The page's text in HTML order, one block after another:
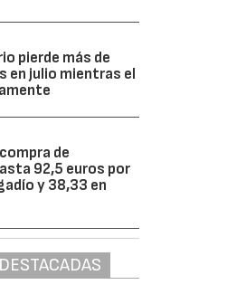
pierde más de
en julio mientras el
de
92,5 euros por
y 38,33 en